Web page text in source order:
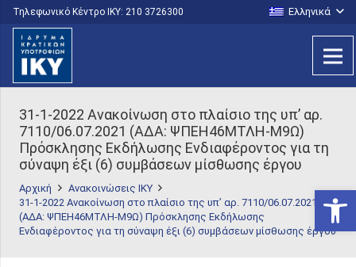
Τηλεφωνικό Κέντρο IKY: 210 3726300 Ελληνικά
31-1-2022 Ανακοίνωση στο πλαίσιο της υπ’ αρ.
7110/06.07.2021 (ΑΔΑ: ΨΠΕΗ46ΜΤΛΗ-Μ9Ω)
Πρόσκλησης Εκδήλωσης Ενδιαφέροντος για τη
σύναψη έξι (6) συμβάσεων μίσθωσης έργου
Αρχική
Ανακοινώσεις ΙΚΥ
31-1-2022 Ανακοίνωση στο πλαίσιο της υπ’ αρ. 7110/06.07.2021
(ΑΔΑ: ΨΠΕΗ46ΜΤΛΗ-Μ9Ω) Πρόσκλησης Εκδήλωσης
Ενδιαφέροντος για τη σύναψη έξι (6) συμβάσεων μίσθωσης έργου